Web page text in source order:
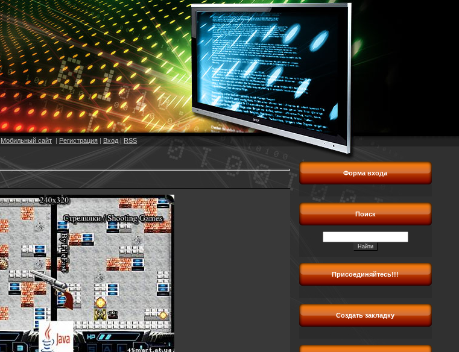
Мобильный сайт | Регистрация | Вход| RSS
Форма входа
Поиск
Присоединяйтесь!!!
Создать закладку